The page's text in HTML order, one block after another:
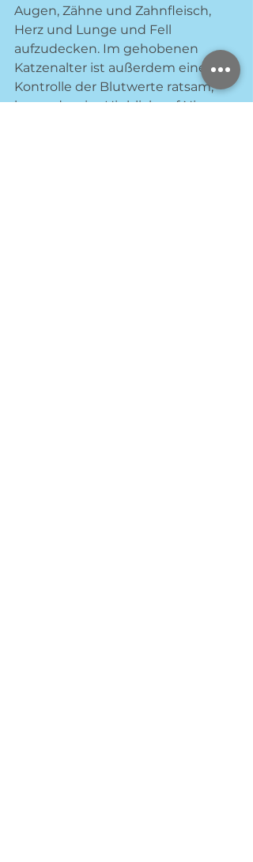
Augen, Zähne und Zahnfleisch,
Herz und Lunge und Fell
aufzudecken. Im gehobenen
Katzenalter ist außerdem eine
Kontrolle der Blutwerte ratsam,
besonders im Hinblick auf Niere,